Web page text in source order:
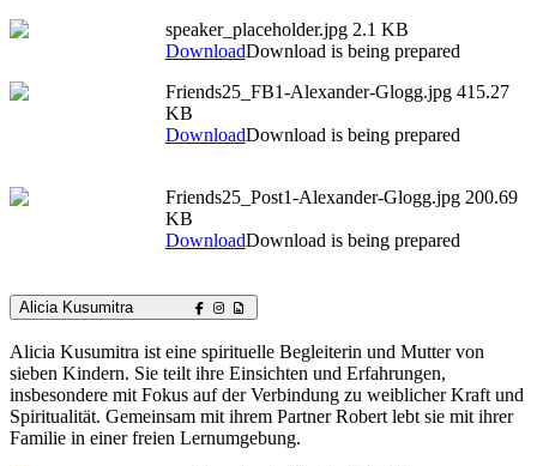
speaker_placeholder.jpg 2.1 KB
DownloadDownload is being prepared
Friends25_FB1-Alexander-Glogg.jpg 415.27
KB
DownloadDownload is being prepared
Friends25_Post1-Alexander-Glogg.jpg 200.69
KB
DownloadDownload is being prepared
Alicia Kusumitra
Alicia Kusumitra ist eine spirituelle Begleiterin und Mutter von
sieben Kindern. Sie teilt ihre Einsichten und Erfahrungen,
insbesondere mit Fokus auf der Verbindung zu weiblicher Kraft und
Spiritualität. Gemeinsam mit ihrem Partner Robert lebt sie mit ihrer
Familie in einer freien Lernumgebung.